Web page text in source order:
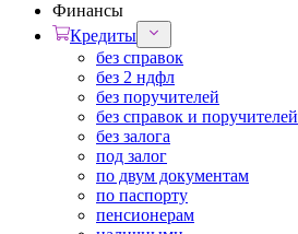
Финансы
Кредиты
без справок
без 2 ндфл
без поручителей
без справок и поручителей
без залога
под залог
по двум документам
по паспорту
пенсионерам